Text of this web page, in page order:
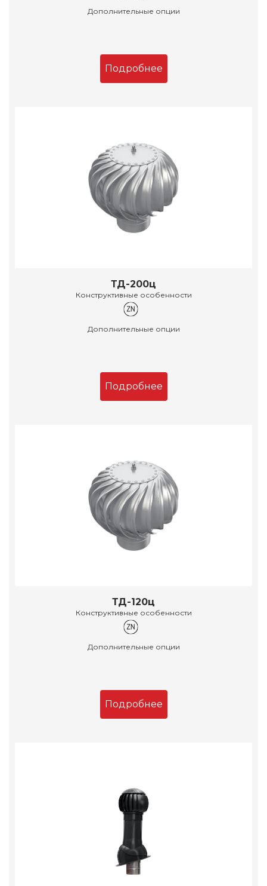
Дополнительные опции
Подробнее
ТД-200ц
Конструктивные особенности
Дополнительные опции
Подробнее
ТД-120ц
Конструктивные особенности
Дополнительные опции
Подробнее